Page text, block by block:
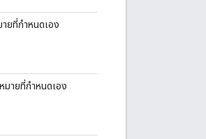
ยที่กำหนดเอง
มายที่กำหนดเอง